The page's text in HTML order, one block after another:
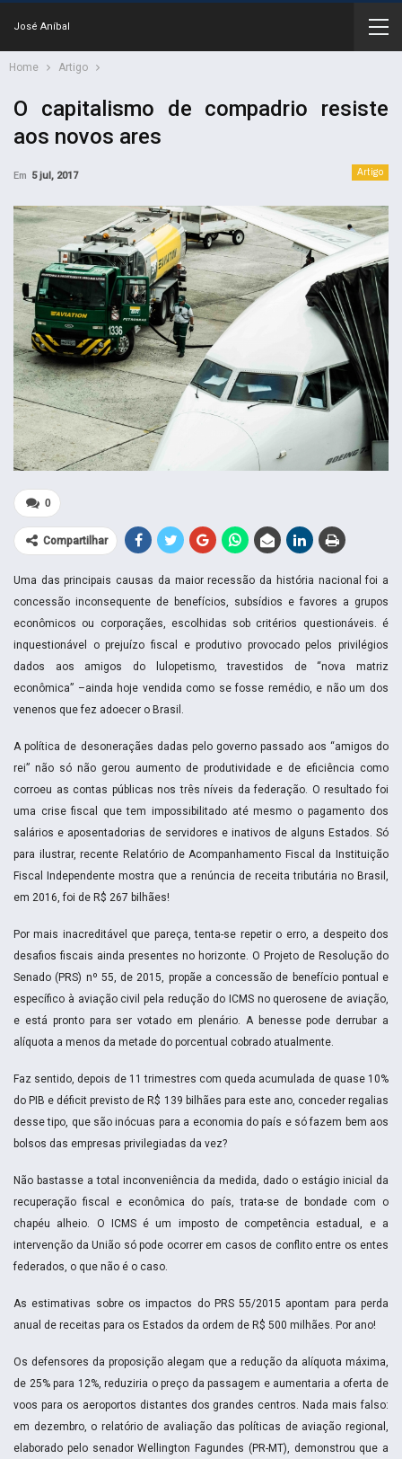
José Aníbal
Home Artigo
O capitalismo de compadrio resiste
aos novos ares
Artigo
Em 5 jul, 2017
0
Compartilhar
Uma das principais causas da maior recessão da história nacional foi a
concessão inconsequente de benefícios, subsídios e favores a grupos
econômicos ou corporaçães, escolhidas sob critérios questionáveis. é
inquestionável o prejuízo fiscal e produtivo provocado pelos privilégios
dados aos amigos do lulopetismo, travestidos de “nova matriz
econômica” –ainda hoje vendida como se fosse remédio, e não um dos
venenos que fez adoecer o Brasil.
A política de desoneraçães dadas pelo governo passado aos “amigos do
rei” não só não gerou aumento de produtividade e de eficiência como
corroeu as contas públicas nos três níveis da federação. O resultado foi
uma crise fiscal que tem impossibilitado até mesmo o pagamento dos
salários e aposentadorias de servidores e inativos de alguns Estados. Só
para ilustrar, recente Relatório de Acompanhamento Fiscal da Instituição
Fiscal Independente mostra que a renúncia de receita tributária no Brasil,
em 2016, foi de R$ 267 bilhães!
Por mais inacreditável que pareça, tenta-se repetir o erro, a despeito dos
desafios fiscais ainda presentes no horizonte. O Projeto de Resolução do
Senado (PRS) nº 55, de 2015, propãe a concessão de benefício pontual e
específico à aviação civil pela redução do ICMS no querosene de aviação,
e está pronto para ser votado em plenário. A benesse pode derrubar a
alíquota a menos da metade do porcentual cobrado atualmente.
Faz sentido, depois de 11 trimestres com queda acumulada de quase 10%
do PIB e déficit previsto de R$ 139 bilhães para este ano, conceder regalias
desse tipo, que são inócuas para a economia do país e só fazem bem aos
bolsos das empresas privilegiadas da vez?
Não bastasse a total inconveniência da medida, dado o estágio inicial da
recuperação fiscal e econômica do país, trata-se de bondade com o
chapéu alheio. O ICMS é um imposto de competência estadual, e a
intervenção da União só pode ocorrer em casos de conflito entre os entes
federados, o que não é o caso.
As estimativas sobre os impactos do PRS 55/2015 apontam para perda
anual de receitas para os Estados da ordem de R$ 500 milhães. Por ano!
Os defensores da proposição alegam que a redução da alíquota máxima,
de 25% para 12%, reduziria o preço da passagem e aumentaria a oferta de
voos para os aeroportos distantes dos grandes centros. Nada mais falso:
em dezembro, o relatório de avaliação das políticas de aviação regional,
elaborado pelo senador Wellington Fagundes (PR-MT), demonstrou que a